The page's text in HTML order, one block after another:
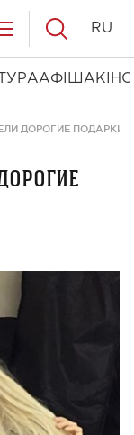
АФІША КІНО
RU
ДОРОГИЕ ПОДАРКИ